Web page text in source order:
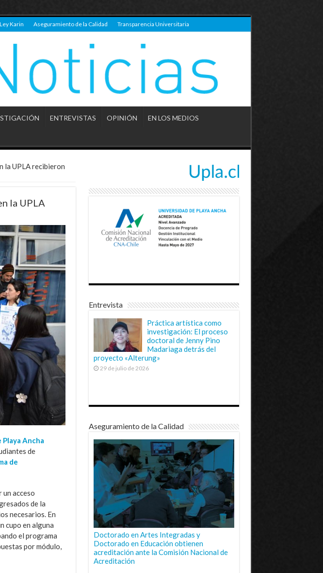
Ley Karin Aseguramiento de la Calidad Transparencia Universitaria
ENTREVISTAS OPINIÓN EN LOS MEDIOS
la UPLA recibieron
la UPLA
Ancha
de
de
acceso
de la
necesarios. En
cupo en alguna
el programa
por módulo,
Entrevista
Práctica artística como
investigación: El proceso
doctoral de Jenny Pino
Madariaga detrás del
proyecto «Alterung»
29 de julio de 2026
Aseguramiento de la Calidad
Doctorado en Artes Integradas y
Doctorado en Educación obtienen
acreditación ante la Comisión Nacional de
Acreditación